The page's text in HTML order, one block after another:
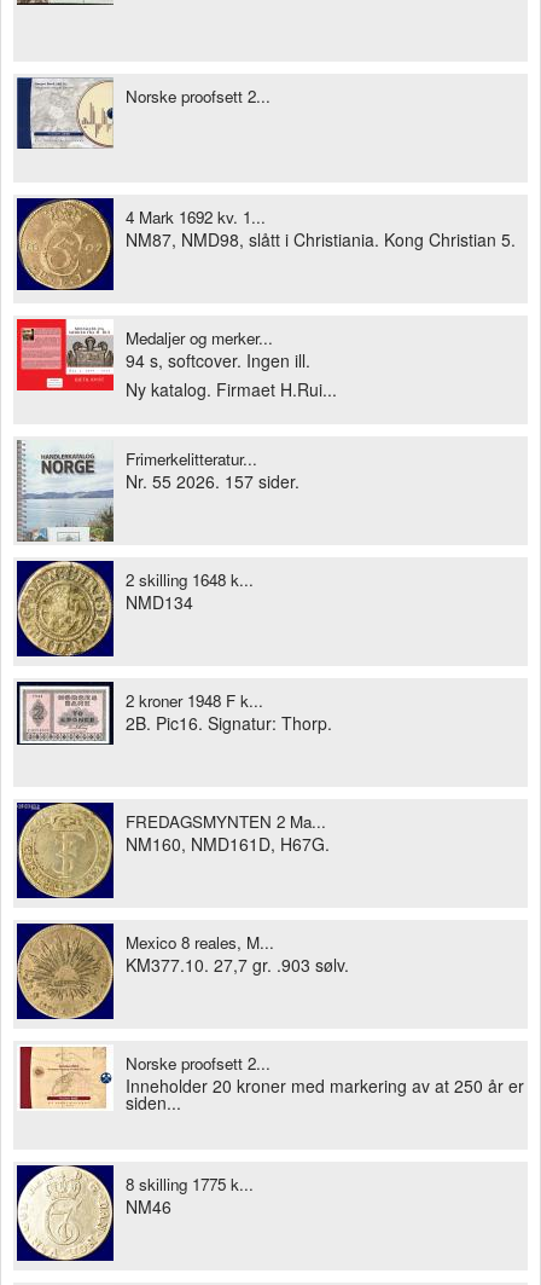
Norske proofsett 2...
4 Mark 1692 kv. 1...
NM87, NMD98, slått i Christiania. Kong Christian 5.
Medaljer og merker...
94 s, softcover. Ingen ill.
Ny katalog. Firmaet H.Rui...
Frimerkelitteratur...
Nr. 55 2026. 157 sider.
2 skilling 1648 k...
NMD134
2 kroner 1948 F k...
2B. Pic16. Signatur: Thorp.
FREDAGSMYNTEN 2 Ma...
NM160, NMD161D, H67G.
Mexico 8 reales, M...
KM377.10. 27,7 gr. .903 sølv.
Norske proofsett 2...
Inneholder 20 kroner med markering av at 250 år er
siden...
8 skilling 1775 k...
NM46